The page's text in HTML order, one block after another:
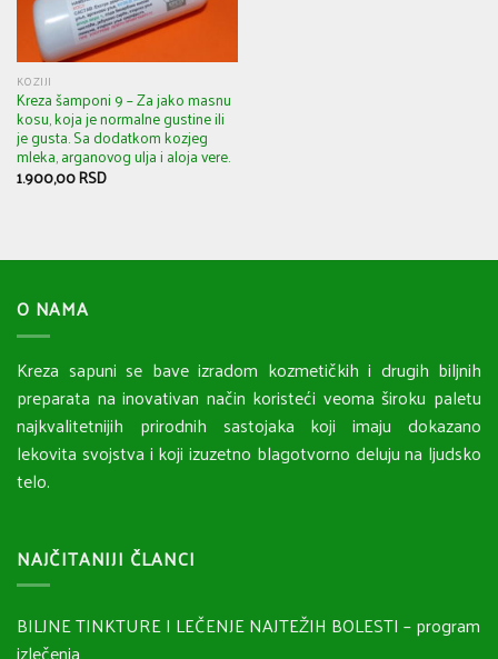
KOZIJI
Kreza šamponi 9 – Za jako masnu
kosu, koja je normalne gustine ili
je gusta. Sa dodatkom kozjeg
mleka, arganovog ulja i aloja vere.
1.900,00RSD
O NAMA
Kreza sapuni se bave izradom kozmetičkih i drugih biljnih
preparata na inovativan način koristeći veoma široku paletu
najkvalitetnijih prirodnih sastojaka koji imaju dokazano
lekovita svojstva i koji izuzetno blagotvorno deluju na ljudsko
telo.
NAJČITANIJI ČLANCI
BILJNE TINKTURE I LEČENJE NAJTEŽIH BOLESTI – program